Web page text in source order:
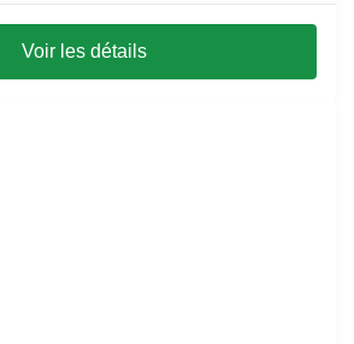
Voir les détails